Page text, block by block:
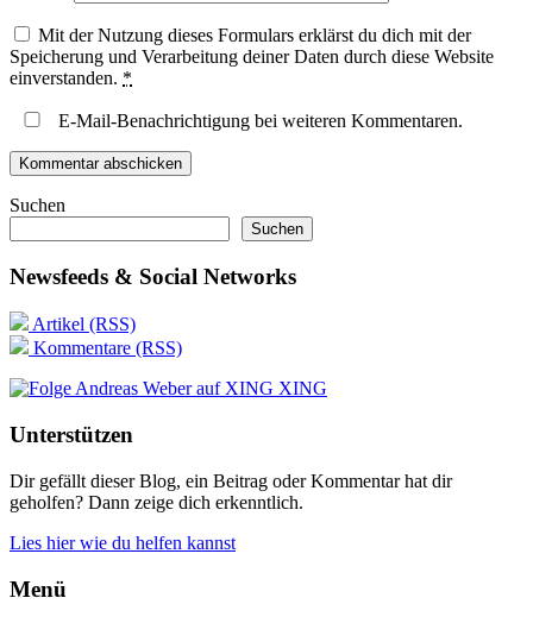
Mit der Nutzung dieses Formulars erklärst du dich mit der
Speicherung und Verarbeitung deiner Daten durch diese Website
einverstanden. *
E-Mail-Benachrichtigung bei weiteren Kommentaren.
Suchen
Suchen
Newsfeeds & Social Networks
Artikel (RSS)
Kommentare (RSS)
XING
Unterstützen
Dir gefällt dieser Blog, ein Beitrag oder Kommentar hat dir
geholfen? Dann zeige dich erkenntlich.
Lies hier wie du helfen kannst
Menü